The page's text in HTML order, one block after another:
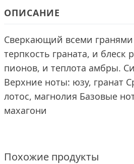
ОПИСАНИЕ
Сверкающий всеми гранями
терпкость граната, и блеск
пионов, и теплота амбры.
Верхние ноты: юзу, гранат
лотос, магнолия Базовые
махагони
Похожие продукты